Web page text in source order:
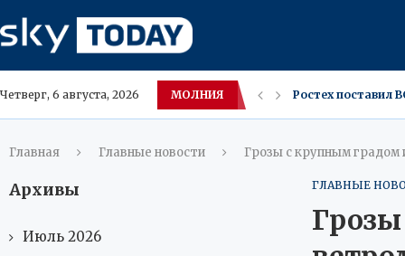
Четверг, 6 августа, 2026 МОЛНИЯ Мифы о сборке
Новый iPhone
В Амурской
Москва ожидает
Московские
Саванна и
Югра меняет
В ХМАО засняли
Главная Главные новости Грозы с крупным
ГЛАВНЫЕ
Архивы
Июль 2026